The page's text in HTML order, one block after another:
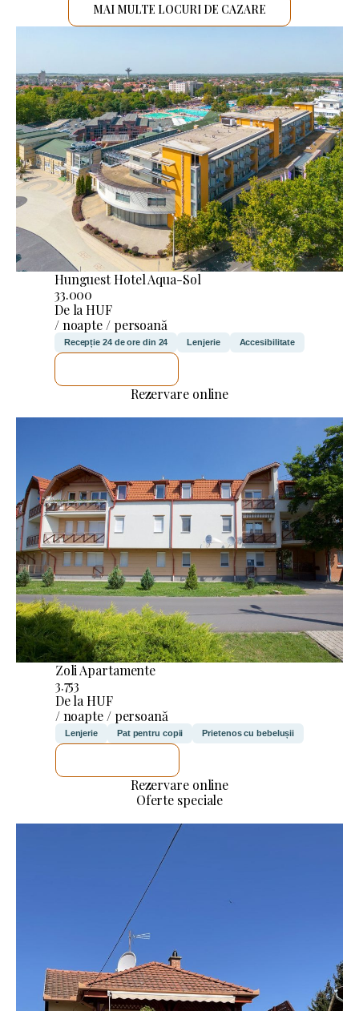
MAI MULTE LOCURI DE CAZARE
Hunguest Hotel Aqua-Sol
33.000
De la HUF
/ noapte / persoană
Recepție 24 de ore din 24 Lenjerie Accesibilitate
Rezervare online
Zoli Apartamente
3.753
De la HUF
/ noapte / persoană
Lenjerie Pat pentru copii Prietenos cu bebelușii
Rezervare online
Oferte speciale